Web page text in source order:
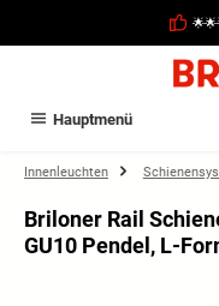
Hauptmenü
Innenleuchten
Briloner Rail
GU10 Pendel, L-